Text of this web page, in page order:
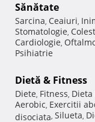
Sănătate
Sarcina, Ceaiuri,
Stomatologie,
Cardiologie,
Psihiatrie
Dietă & Fitness
Diete, Fitness, Dieta
Aerobic, Exercitii
disociata, Silueta,